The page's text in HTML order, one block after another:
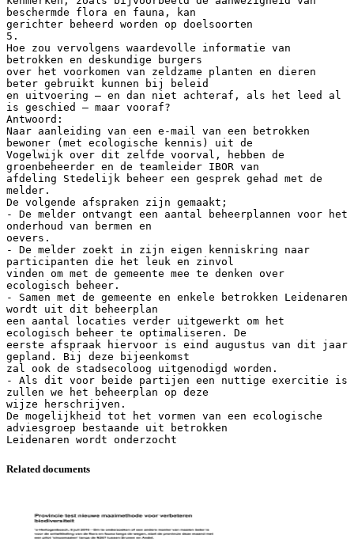
beschermde flora en fauna, kan
gerichter beheerd worden op doelsoorten
5.
Hoe zou vervolgens waardevolle informatie van
betrokken en deskundige burgers
over het voorkomen van zeldzame planten en dieren
beter gebruikt kunnen bij beleid
en uitvoering – en dan niet achteraf, als het leed al
is geschied – maar vooraf?
Antwoord:
Naar aanleiding van een e-mail van een betrokken
bewoner (met ecologische kennis) uit de
Vogelwijk over dit zelfde voorval, hebben de
groenbeheerder en de teamleider IBOR van
afdeling Stedelijk beheer een gesprek gehad met de
melder.
De volgende afspraken zijn gemaakt;
- De melder ontvangt een aantal beheerplannen voor het
onderhoud van bermen en
oevers.
- De melder zoekt in zijn eigen kenniskring naar
participanten die het leuk en zinvol
vinden om met de gemeente mee te denken over
ecologisch beheer.
- Samen met de gemeente en enkele betrokken Leidenaren
wordt uit dit beheerplan
een aantal locaties verder uitgewerkt om het
ecologisch beheer te optimaliseren. De
eerste afspraak hiervoor is eind augustus van dit jaar
gepland. Bij deze bijeenkomst
zal ook de stadsecoloog uitgenodigd worden.
- Als dit voor beide partijen een nuttige exercitie is
zullen we het beheerplan op deze
wijze herschrijven.
De mogelijkheid tot het vormen van een ecologische
adviesgroep bestaande uit betrokken
Related documents